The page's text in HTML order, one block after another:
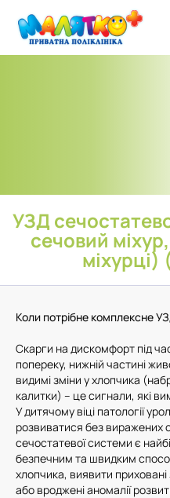
УЗД
сечовий
міхурці)
Коли потрібне комплексне
Скарги на дискомфорт під
попереку, нижній частині
видимі зміни у хлопчика
калитки) – це сигнали, які
У дитячому віці патології
розвиватися без виражених
сечостатевої системи є
безпечним та швидким
хлопчика, виявити
або вроджені аномалії